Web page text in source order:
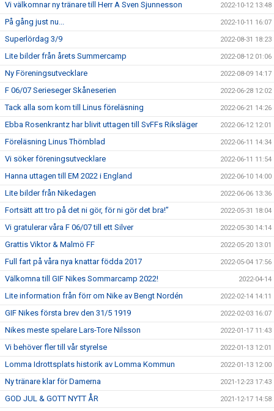
Vi välkomnar ny tränare till Herr A Sven Sjunnesson 2022-10-12 13:48
På gång just nu... 2022-10-11 16:07
Superlördag 3/9 2022-08-31 18:23
Lite bilder från årets Summercamp 2022-08-12 01:06
Ny Föreningsutvecklare 2022-08-09 14:17
F 06/07 Serieseger Skåneserien 2022-06-28 12:02
Tack alla som kom till Linus föreläsning 2022-06-21 14:26
Ebba Rosenkrantz har blivit uttagen till SvFFs Riksläger 2022-06-12 12:01
Föreläsning Linus Thörnblad 2022-06-11 14:34
Vi söker föreningsutvecklare 2022-06-11 11:54
Hanna uttagen till EM 2022 i England 2022-06-10 14:00
Lite bilder från Nikedagen 2022-06-06 13:36
Fortsätt att tro på det ni gör, för ni gör det bra!” 2022-05-31 18:04
Vi gratulerar våra F 06/07 till ett Silver 2022-05-30 14:14
Grattis Viktor & Malmö FF 2022-05-20 13:01
Full fart på våra nya knattar födda 2017 2022-05-04 17:56
Välkomna till GIF Nikes Sommarcamp 2022! 2022-04-14
Lite information från förr om Nike av Bengt Nordén 2022-02-14 14:11
GIF Nikes första brev den 31/5 1919 2022-02-03 16:07
Nikes meste spelare Lars-Tore Nilsson 2022-01-17 11:43
Vi behöver fler till vår styrelse 2022-01-13 12:01
Lomma Idrottsplats historik av Lomma Kommun 2022-01-13 12:00
Ny tränare klar för Damerna 2021-12-23 17:43
GOD JUL & GOTT NYTT ÅR 2021-12-17 14:58